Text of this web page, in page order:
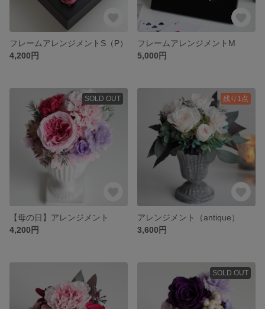
フレームアレンジメントS（P）
4,200円
フレームアレンジメントM
5,000円
SOLD OUT
【母の日】アレンジメント
4,200円
残り1点
アレンジメント（antique）
3,600円
SOLD OUT